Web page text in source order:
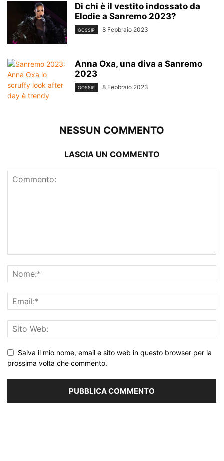
Di chi è il vestito indossato da
Elodie a Sanremo 2023?
GOSSIP 8 Febbraio 2023
Anna Oxa, una diva a Sanremo
2023
GOSSIP 8 Febbraio 2023
NESSUN COMMENTO
LASCIA UN COMMENTO
Salva il mio nome, email e sito web in questo browser per la
prossima volta che commento.